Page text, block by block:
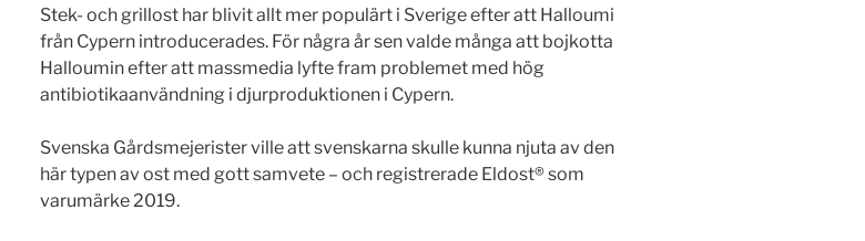
Stek- och grillost har blivit allt mer populärt i Sverige efter att Halloumi
från Cypern introducerades. För några år sen valde många att bojkotta
Halloumin efter att massmedia lyfte fram problemet med hög
antibiotikaanvändning i djurproduktionen i Cypern.
Svenska Gårdsmejerister ville att svenskarna skulle kunna njuta av den
här typen av ost med gott samvete – och registrerade Eldost®️ som
varumärke 2019.